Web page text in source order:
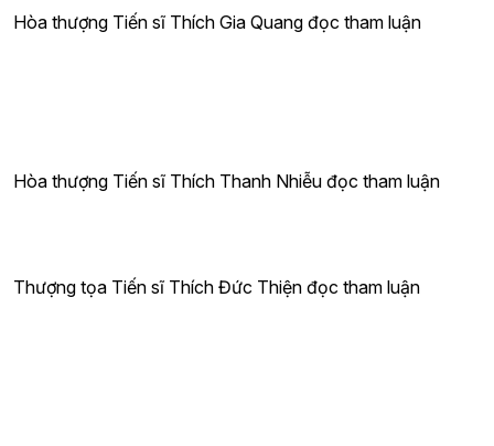
Hòa thượng Tiến sĩ Thích Gia Quang đọc tham luận
Hòa thượng Tiến sĩ Thích Thanh Nhiễu đọc tham luận
Thượng tọa Tiến sĩ Thích Đức Thiện đọc tham luận